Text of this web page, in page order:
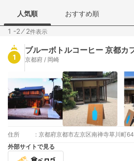
人気順 おすすめ順
1 -2⁄2件表示
1 京都府 / 岡崎
住所 : 京都府京都市左京区南禅寺草川町64
外部サイトで見る